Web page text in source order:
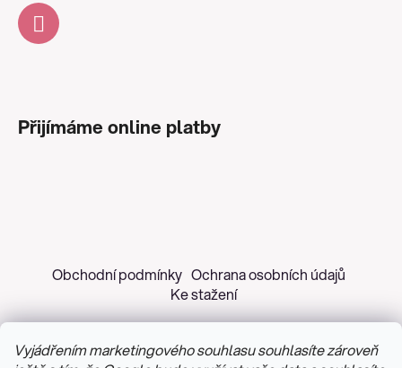
Vyjádřením marketingového souhlasu souhlasíte zároveň
Přijímáme online platby
Obchodní podmínky Ochrana osobních údajů
Ke stažení